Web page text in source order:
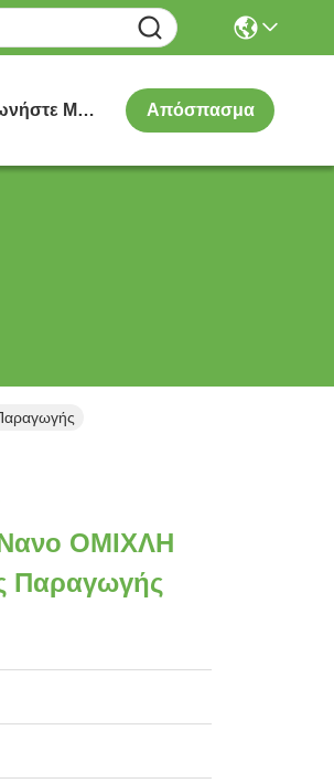
Επικοινωνήστε Μαζί Μας Απόσπασμα
ΟΜΙΧΛΗ
Παραγωγής